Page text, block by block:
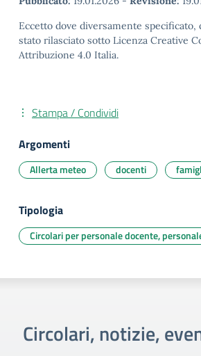
Eccetto dove diversamente specificato,
stato rilasciato sotto Licenza Creative
Attribuzione 4.0 Italia.
Stampa / Condividi
Argomenti
Allerta meteo docenti
Tipologia
Circolari per personale docente,
Circolari, notizie,